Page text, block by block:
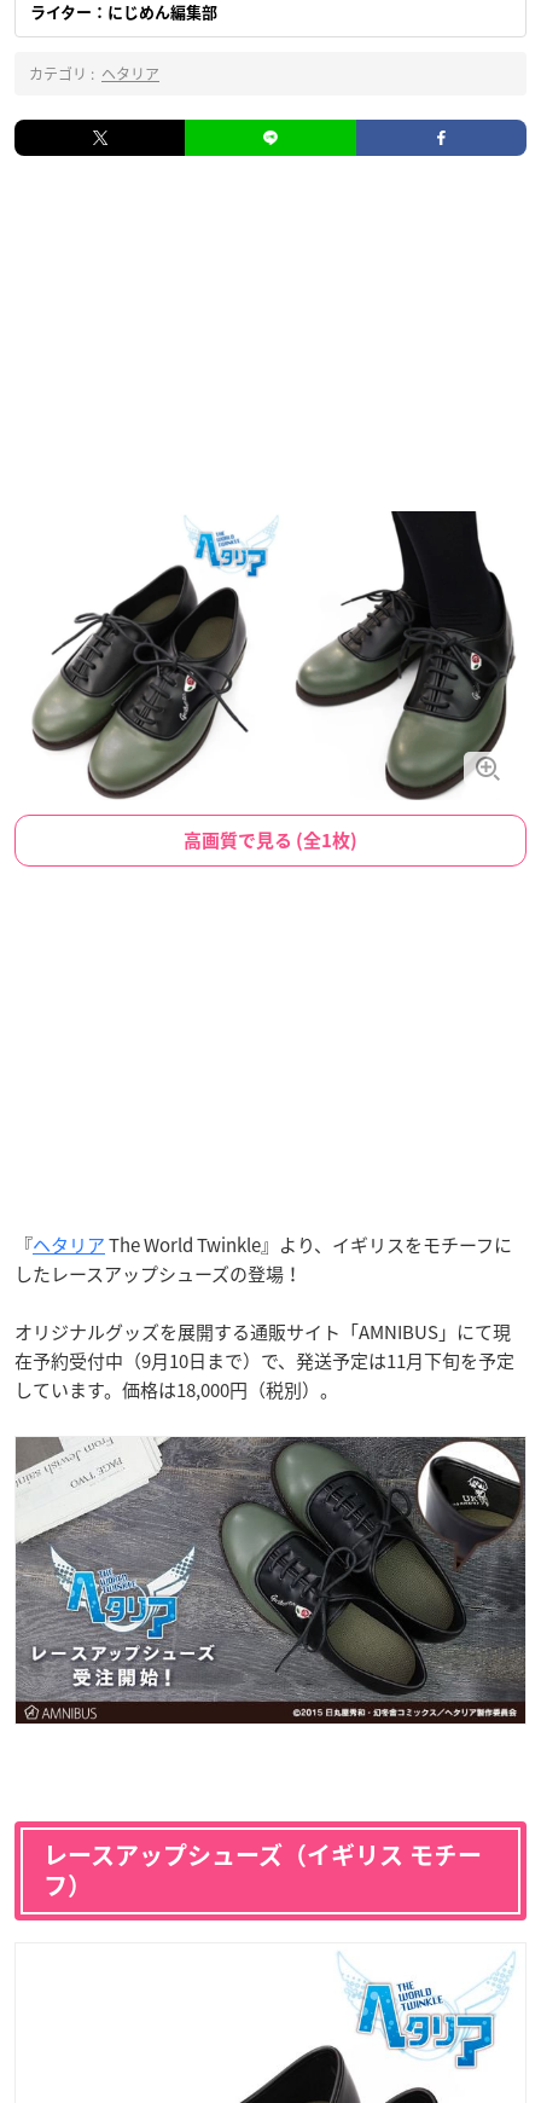
ライター：にじめん編集部
カテゴリ : ヘタリア
高画質で見る (全1枚)
『ヘタリアThe World Twinkle』より、イギリスをモチーフに
したレースアップシューズの登場！
オリジナルグッズを展開する通販サイト「AMNIBUS」にて現
在予約受付中（9月10日まで）で、発送予定は11月下旬を予定
しています。価格は18,000円（税別）。
レースアップシューズ（イギリス モチー
フ）